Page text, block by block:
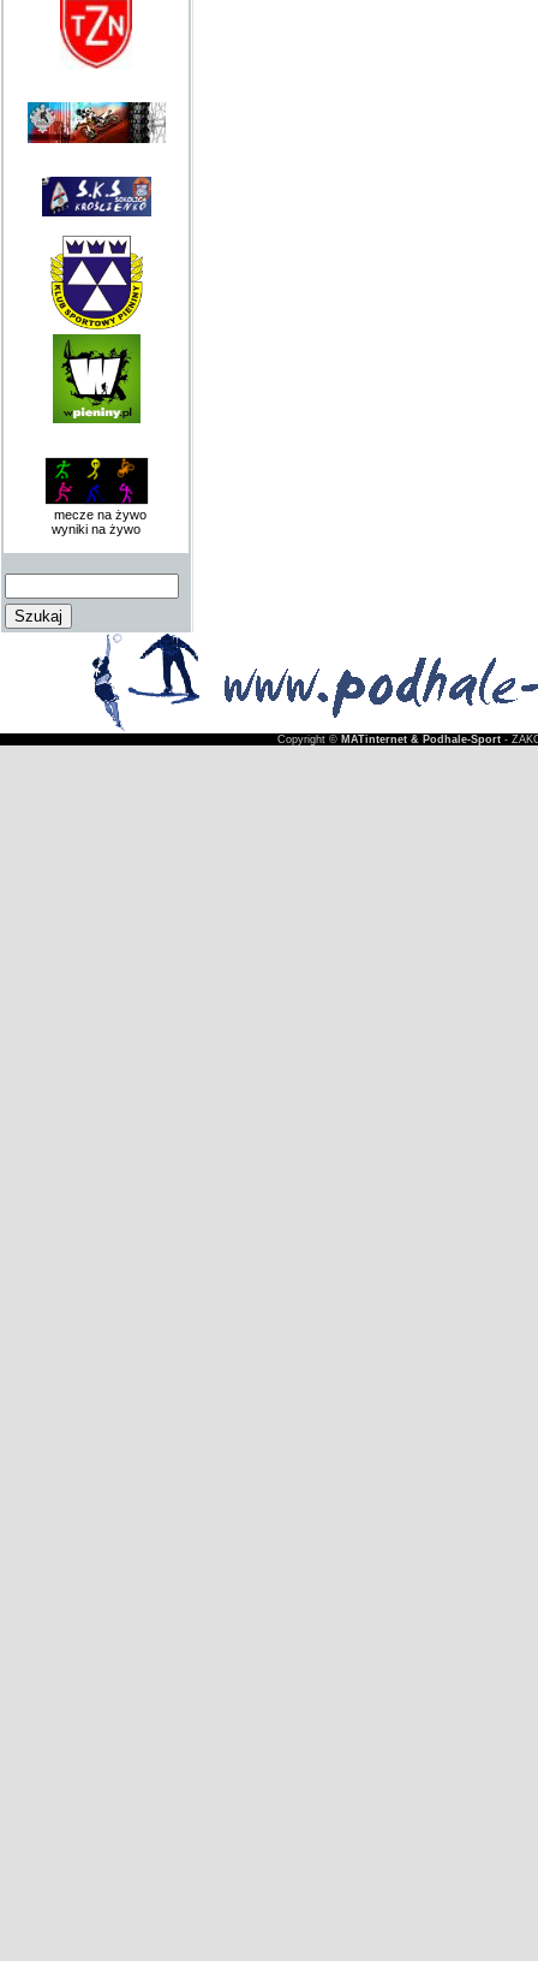
mecze na żywo
wyniki na żywo
Copyright © MATinternet & Podhale-Sport-